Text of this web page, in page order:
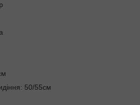
50/55см